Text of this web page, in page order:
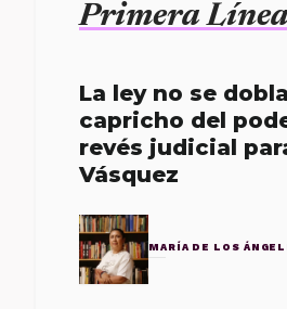
Primera
La ley no se
capricho del
revés judicial
Vásquez
MARÍA DE LOS